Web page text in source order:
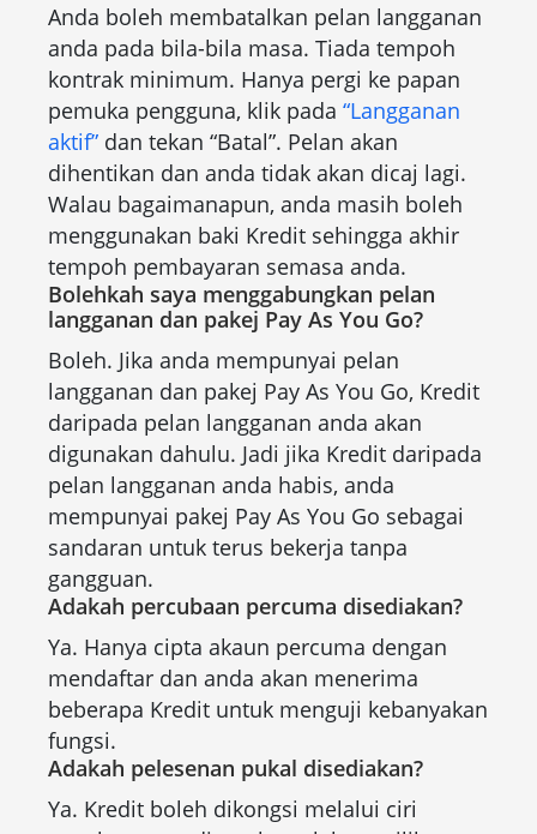
Anda boleh membatalkan pelan langganan
anda pada bila-bila masa. Tiada tempoh
kontrak minimum. Hanya pergi ke papan
pemuka pengguna, klik pada “Langganan
aktif” dan tekan “Batal”. Pelan akan
dihentikan dan anda tidak akan dicaj lagi.
Walau bagaimanapun, anda masih boleh
menggunakan baki Kredit sehingga akhir
tempoh pembayaran semasa anda.
Bolehkah saya menggabungkan pelan
langganan dan pakej Pay As You Go?
Boleh. Jika anda mempunyai pelan
langganan dan pakej Pay As You Go, Kredit
daripada pelan langganan anda akan
digunakan dahulu. Jadi jika Kredit daripada
pelan langganan anda habis, anda
mempunyai pakej Pay As You Go sebagai
sandaran untuk terus bekerja tanpa
gangguan.
Adakah percubaan percuma disediakan?
Ya. Hanya cipta akaun percuma dengan
mendaftar dan anda akan menerima
beberapa Kredit untuk menguji kebanyakan
fungsi.
Adakah pelesenan pukal disediakan?
Ya. Kredit boleh dikongsi melalui ciri